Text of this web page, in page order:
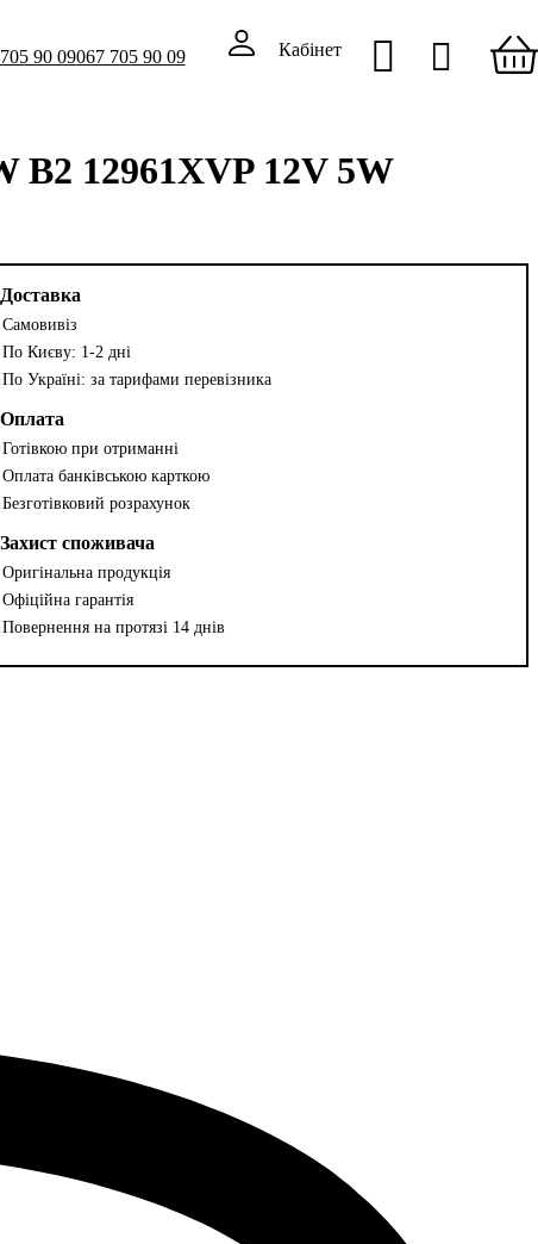
B2 12961XVP 12V 5W
Доставка
Самовивіз
По Києву: 1-2 дні
По Україні: за тарифами перевізника
Оплата
Готівкою при отриманні
Оплата банківською карткою
Безготівковий розрахунок
Захист споживача
Оригінальна продукція
Офіційна гарантія
Повернення на протязі 14 днів
90 09067 705 90 09 Кабінет